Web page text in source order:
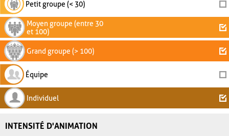
Petit groupe (< 30)
Moyen groupe (entre 30
et 100)
Grand groupe (> 100)
Équipe
Individuel
INTENSITÉ D'ANIMATION